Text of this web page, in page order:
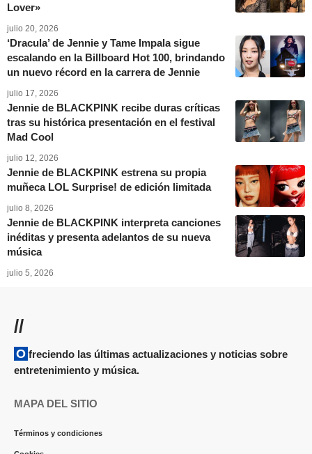
Lover»
julio 20, 2026
‘Dracula’ de Jennie y Tame Impala sigue
escalando en la Billboard Hot 100, brindando
un nuevo récord en la carrera de Jennie
julio 17, 2026
Jennie de BLACKPINK recibe duras críticas
tras su histórica presentación en el festival
Mad Cool
julio 12, 2026
Jennie de BLACKPINK estrena su propia
muñeca LOL Surprise! de edición limitada
julio 8, 2026
Jennie de BLACKPINK interpreta canciones
inéditas y presenta adelantos de su nueva
música
julio 5, 2026
//
Ofreciendo las últimas actualizaciones y noticias sobre
entretenimiento y música.
MAPA DEL SITIO
Términos y condiciones